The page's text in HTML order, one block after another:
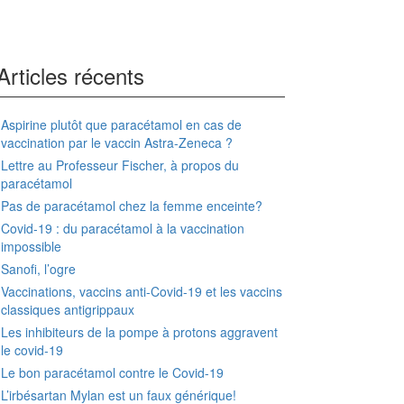
récents
Aspirine plutôt que paracétamol en cas de
vaccination par le vaccin Astra-Zeneca ?
Lettre au Professeur Fischer, à propos du
paracétamol
Pas de paracétamol chez la femme enceinte?
Covid-19 : du paracétamol à la vaccination
impossible
Sanofi, l’ogre
Vaccinations, vaccins anti-Covid-19 et les vaccins
classiques antigrippaux
Les inhibiteurs de la pompe à protons aggravent
le covid-19
Le bon paracétamol contre le Covid-19
L’irbésartan Mylan est un faux générique!